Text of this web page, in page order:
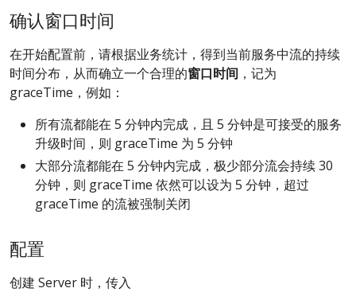
确认窗口时间
在开始配置前，请根据业务统计，得到当前服务中流的持续
时间分布，从而确立一个合理的窗口时间 ，记为
graceTime，例如：
所有流都能在 5 分钟内完成，且 5 分钟是可接受的服务
升级时间，则 graceTime 为 5 分钟
大部分流都能在 5 分钟内完成，极少部分流会持续 30
分钟，则 graceTime 依然可以设为 5 分钟，超过
graceTime 的流被强制关闭
配置
创建 Server 时，传入